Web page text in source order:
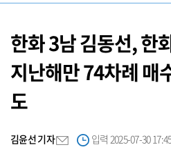
한화 3남 김동선, 한
지난해만 74차례
도
김윤선 기자 입력 2025-07-30